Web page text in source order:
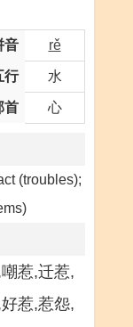
音 rě
行 水
首 心
(troubles);
惹,迁惹,
惹,惹怨,